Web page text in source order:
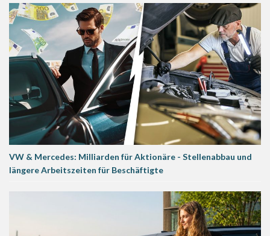
VW & Mercedes: Milliarden für Aktionäre - Stellenabbau und
längere Arbeitszeiten für Beschäftigte